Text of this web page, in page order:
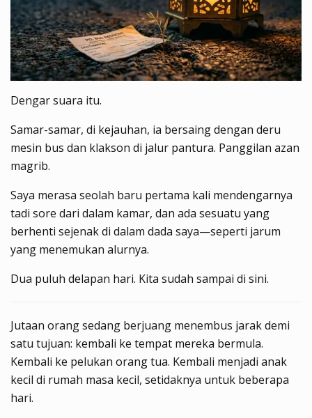
Dengar suara itu.
Samar-samar, di kejauhan, ia bersaing dengan deru
mesin bus dan klakson di jalur pantura. Panggilan azan
magrib.
Saya merasa seolah baru pertama kali mendengarnya
tadi sore dari dalam kamar, dan ada sesuatu yang
berhenti sejenak di dalam dada saya—seperti jarum
yang menemukan alurnya.
Dua puluh delapan hari. Kita sudah sampai di sini.
Jutaan orang sedang berjuang menembus jarak demi
satu tujuan: kembali ke tempat mereka bermula.
Kembali ke pelukan orang tua. Kembali menjadi anak
kecil di rumah masa kecil, setidaknya untuk beberapa
hari.